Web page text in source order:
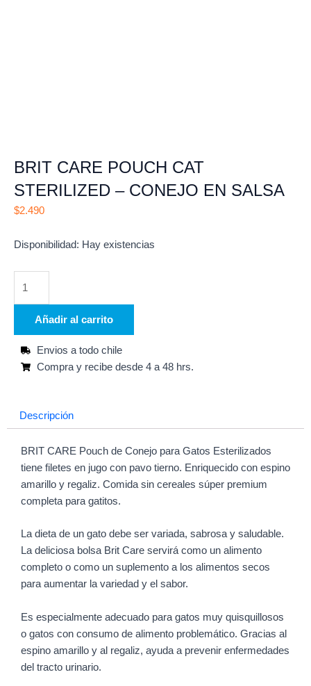
BRIT CARE POUCH CAT
STERILIZED – CONEJO EN SALSA
$2.490
Disponibilidad: Hay existencias
BRIT
CAT
CONEJO
EN
Añadir al carrito
Envios a todo chile
Compra y recibe desde 4 a 48 hrs.
Descripción
BRIT CARE Pouch de Conejo para Gatos Esterilizados
tiene filetes en jugo con pavo tierno. Enriquecido con espino
amarillo y regaliz. Comida sin cereales súper premium
completa para gatitos.
La dieta de un gato debe ser variada, sabrosa y saludable.
La deliciosa bolsa Brit Care servirá como un alimento
completo o como un suplemento a los alimentos secos
para aumentar la variedad y el sabor.
Es especialmente adecuado para gatos muy quisquillosos
o gatos con consumo de alimento problemático. Gracias al
espino amarillo y al regaliz, ayuda a prevenir enfermedades
del tracto urinario.